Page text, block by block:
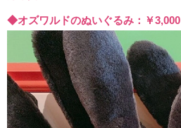
◆オズワルドのぬいぐるみ：￥3,000